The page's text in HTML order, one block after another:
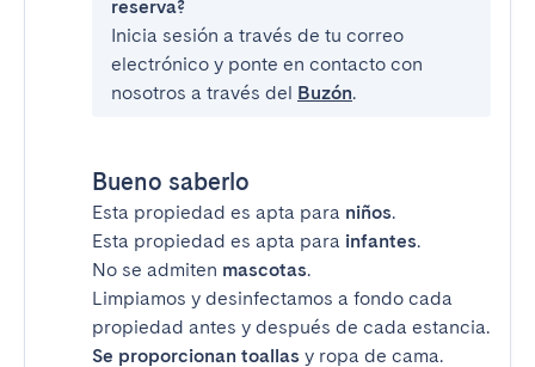
reserva?
Inicia sesión a través de tu correo
electrónico y ponte en contacto con
nosotros a través del Buzón.
Bueno saberlo
Esta propiedad es apta para niños.
Esta propiedad es apta para infantes.
No se admiten mascotas.
Limpiamos y desinfectamos a fondo cada
propiedad antes y después de cada estancia.
Se proporcionan toallas y ropa de cama.